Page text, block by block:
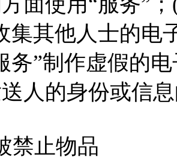
集其他人士的电
务”制作虚假的
人的身份或信
禁止物品